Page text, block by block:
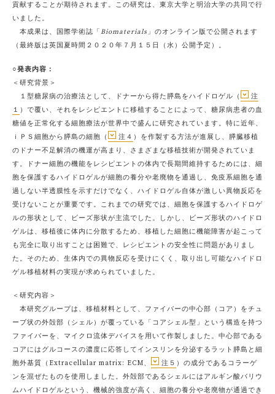
貢献することが期待されます。この研究は、東京大学と明治大学の共同で行
いました。
本成果は、国際学術誌「 Biomaterials」のオンライン版で公開されます
（最終版は英国夏時間２０２０年７月１５日（水）公開予定）。
○発表内容：
＜研究背景＞
１型糖尿病の治療法として、ドナーから得た膵島をハイドロゲル（
注
１ ）で覆い、それをレシピエントに移植することによって、糖尿病患者の血
糖値を正常化する細胞療法が世界中で盛んに研究されています。特に近年、
ｉＰＳ細胞から膵島の細胞（
注４ ）を作製する方法が進展し、膵臓移植
のドナー不足解消の機運が高まり、さまざまな移植技術が開発されていま
す。ドナー細胞の機能をレシピエントの体内で長期間維持するためには、細
胞を保護するハイドロゲルが細胞の養分や老廃物を通過し、免疫系細胞を通
過しない半透膜性を示すだけでなく、ハイドロゲル自体が激しい異物反応を
受けないことが重要です。これまでの研究では、細胞を保護するハイドロゲ
ルの形状として、ビーズ形状が主流でした。しかし、ビーズ形状のハイドロ
ゲルは、移植後に体内に分散するため、移植した細胞に機能障害が起こって
も完全に取り出すことは困難で、レシピエントの安全性に問題がありまし
た。そのため、生体内での異物反応を受けにくく、取り出し可能なハイドロ
ゲル移植材料の実現が求められていました。
＜研究内容＞
本研究グループは、移植材料として、ファイバーの中心部（コア）をチュ
ーブ状の外殻部（シェル）が覆っている「コアシェル型」という構造を持つ
ファイバーを、マイクロ流体デバイスを用いて作製しました。中心部である
コアにはグルコースの濃度に応答してインスリンを分泌するラット膵島と細
胞外基質（Extracellular matrix: ECM、
注５ ）の成分であるコラーゲ
ンを混ぜたものを使用しました。外殻部であるシェルにはアルギン酸バリウ
ムハイドロゲルという、機械的強度が高く、細胞の養分や老廃物が通過でき